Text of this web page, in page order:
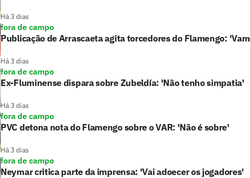
Há 3 dias
fora de campo
Publicação de Arrascaeta agita torcedores do Flamengo:
Há 3 dias
fora de campo
Ex-Fluminense dispara sobre Zubeldía: 'Não tenho simpatia'
Há 3 dias
fora de campo
PVC detona nota do Flamengo sobre o VAR: 'Não é sobre'
Há 3 dias
fora de campo
Neymar critica parte da imprensa: 'Vai adoecer os jogadores'